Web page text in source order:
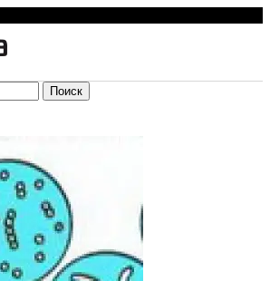
Поиск